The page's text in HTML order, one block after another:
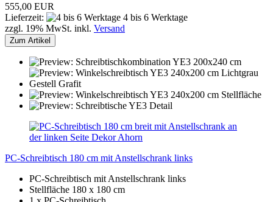
555,00 EUR
Lieferzeit:
4 bis 6 Werktage
zzgl. 19% MwSt. inkl. Versand
Zum Artikel
PC-Schreibtisch 180 cm mit Anstellschrank links
PC-Schreibtisch mit Anstellschrank links
Stellfläche 180 x 180 cm